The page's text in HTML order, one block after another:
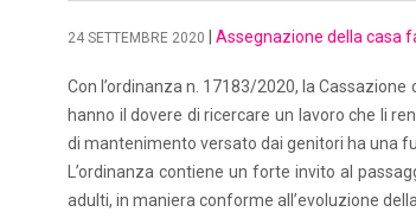
24 SETTEMBRE 2020 Assegnazione della casa
Con l’ordinanza n. 17183/2020, la
hanno il dovere di ricercare un lavoro che li
di mantenimento versato dai genitori ha una
L’ordinanza contiene un forte invito al
adulti, in maniera conforme all’evoluzione